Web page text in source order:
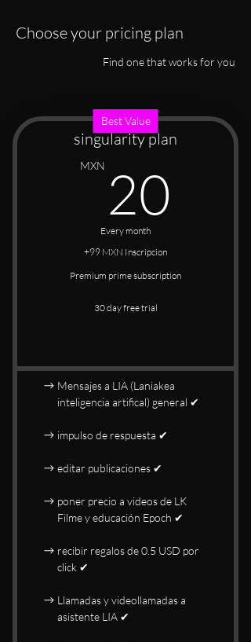
Choose your pricing plan
Find one that works for you
Best Value
singularity plan
MXN 20
Every month
+99 MXN Inscripcion
Premium prime subscription
30 day free trial
Mensajes a LIA (Laniakea
inteligencia artifical) general ✔
impulso de respuesta ✔
editar publicaciones ✔
poner precio a videos de LK
Filme y educación Epoch ✔
recibir regalos de 0.5 USD por
click ✔
Llamadas y videollamadas a
asistente LIA ✔